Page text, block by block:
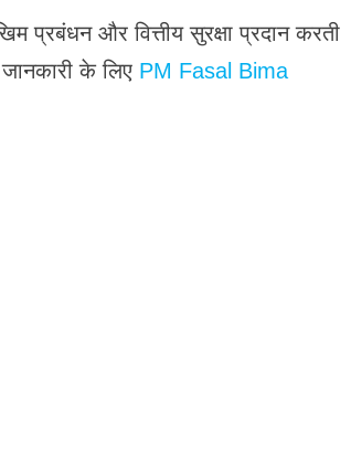
प्रबंधन और वित्तीय सुरक्षा प्रदान करती
के लिए PM Fasal Bima